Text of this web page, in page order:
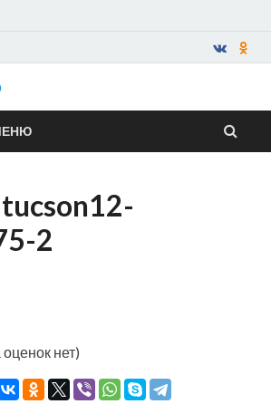
ForPost —
Авто
2
нет)